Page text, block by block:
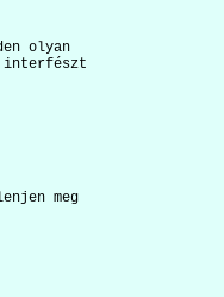
olyan
interfészt
meg